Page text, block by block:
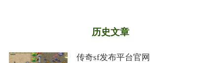
历史文章
传奇sf发布平台官网